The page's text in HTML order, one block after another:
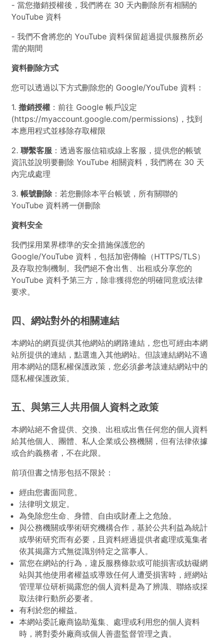
- 當您撤銷授權後，我們將在 30 天內刪除所有相關的
YouTube 資料
- 我們不會將您的 YouTube 資料保留超過提供服務所必
需的期間
資料刪除方式
您可以透過以下方式刪除您的 Google/YouTube 資料：
1. 撤銷授權 ：前往 Google 帳戶設定
(https://myaccount.google.com/permissions)，找到
本應用程式並移除存取權限
2. 聯繫客服 ：透過客服信箱或線上客服，提供您的帳號
資訊並說明要刪除 YouTube 相關資料，我們將在 30 天
內完成處理
3. 帳號刪除 ：若您刪除本平台帳號，所有關聯的
YouTube 資料將一併刪除
資料安全
我們採用業界標準的安全措施保護您的
Google/YouTube 資料，包括加密傳輸（HTTPS/TLS）
及存取控制機制。我們絕不會出售、出租或分享您的
YouTube 資料予第三方，除非獲得您的明確同意或法律
要求。
四、網站對外的相關連結
本網站的網頁提供其他網站的網路連結，您也可經由本網
站所提供的連結，點選進入其他網站。但該連結網站不適
用本網站的隱私權保護政策，您必須參考該連結網站中的
隱私權保護政策。
五、與第三人共用個人資料之政策
本網站絕不會提供、交換、出租或出售任何您的個人資料
給其他個人、團體、私人企業或公務機關，但有法律依據
或合約義務者，不在此限。
前項但書之情形包括不限於：
經由您書面同意。
法律明文規定。
為免除您生命、身體、自由或財產上之危險。
與公務機關或學術研究機構合作，基於公共利益為統計
或學術研究而有必要，且資料經過提供者處理或蒐集者
依其揭露方式無從識別特定之當事人。
當您在網站的行為，違反服務條款或可能損害或妨礙網
站與其他使用者權益或導致任何人遭受損害時，經網站
管理單位研析揭露您的個人資料是為了辨識、聯絡或採
取法律行動所必要者。
有利於您的權益。
本網站委託廠商協助蒐集、處理或利用您的個人資料
時，將對委外廠商或個人善盡監督管理之責。